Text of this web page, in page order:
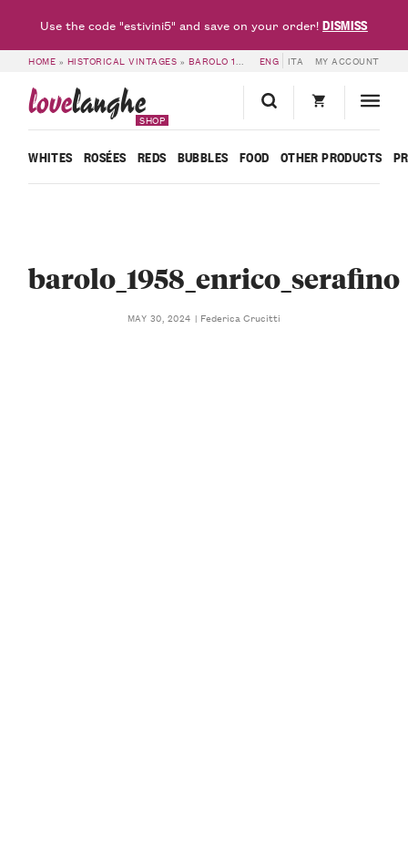
HOME » HISTORICAL VINTAGES » BAROLO 1958 – ENRICO SERAFINO »
ENG ITA MY ACCOUNT
lovelanghe
SHOP
WHITES ROSÉES REDS BUBBLES FOOD OTHER PRODUCTS
barolo_1958_enrico_serafino
MAY 30, 2024 Federica Crucitti
Use the code "estivini5" and save on your order!DISMISS